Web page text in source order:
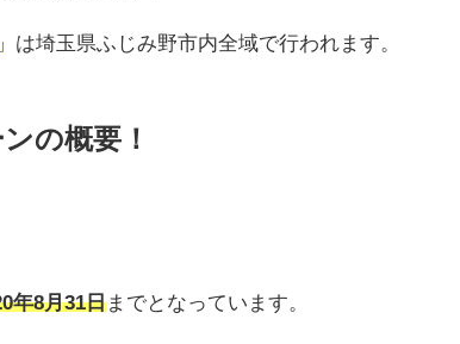
」は埼玉県ふじみ野市内全域で行われます。
の概要！
年8月31日までとなっています。